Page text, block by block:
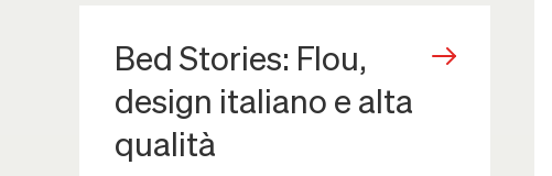
Bed Stories: Flou,
design italiano e alta
qualità